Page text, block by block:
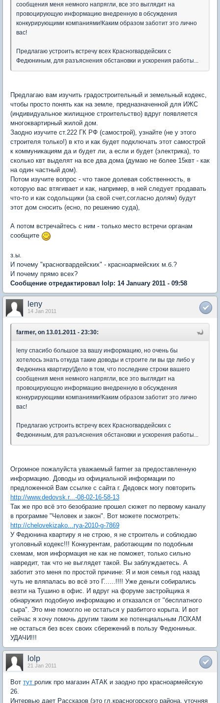
сообщения меня немного напрягли, все это выглядит на
провоцирующую информацию внедренную в обсуждения
конкурирующими компаниями!Каким образом заботит это лично
вас!
Предлагаю устроить встречу всех Красногвардейских с
Федюниным, для разъяснения обстановки и ускорения работы...
Предлагаю вам изучить градостроительный и земельный кодекс,
чтобы просто понять как на земле, предназначенной для ИЖС
(индивидуальное жилищное строительство) вдруг появляется
многоквартирный жилой дом.
Заодно изучите ст.222 ГК РФ (самострой), узнайте (не у этого
строителя только!) в кто и как будет подключать этот самострой
к коммуникациям да и будет ли, а если и будет (электрика), то
сколько квт выделят на все два дома (думаю не более 15квт - как
на один частный дом).
Потом изучите вопрос - что такое долевая собственность, в
которую вас втягивает и как, например, в ней следует продавать
что-то и как содольщики (за свой счет,согласно долям) будут
этот дом сносить (есно, по решению суда),
А потом встречайтесь с ним - только место встречи органам
сообщите
з.ы.
И почему "красногвардейских" - красноармейских м.б.?
И почему прямо всех?
Сообщение отредактировал lolp: 14 January 2011 - 09:58
leny
14 Jan 2011
farmer, on 13.01.2011 - 23:30:
leny спасибо большое за вашу информацию, но очень бы
хотелось знать откуда такие доводы и строите ли вы где либо у
Федюнина квартиру!Дело в том, что последние строки вашего
сообщения меня немного напрягли, все это выглядит на
провоцирующую информацию внедренную в обсуждения
конкурирующими компаниями!Каким образом заботит это лично
вас!
Предлагаю устроить встречу всех Красногвардейских с
Федюниным, для разъяснения обстановки и ускорения работы...
Огромное пожалуйста уважаемый farmer за предоставленную
информацию. Доводы из официальной информации по
предложенной Вам ссылке с сайта г. Дедовск могу повторить
http://www.dedovsk.r...-08-02-16-58-13
Так же про всё это безобразие прошел сюжет по первому каналу
в программе "Человек и закон". Вот можете посмотреть:
http://chelovekizako...rya-2010-g-7869
У Федюнина квартиру я не строю, я не строитель и соблюдаю
уголовный кодекс!!! Конкурентам, работающим по подобным
схемам, моя информация не как не поможет, только сильно
навредит, так что не выглядет такой. Вы заблуждаетесь. А
заботит это меня по простой причине: Я и моя семья год назад
чуть не вляпалась во всё это Г......!!!! Уже деньги собирались
везти на Тушино в офис. И вдруг на форуме застройщика я
обнаружил подобную информацию и отказался от "бесплатного
сыра". Это мне помогло не остаться у разбитого корыта. И вот
сейчас я хочу помочь другим таким же потенциальным ЛОХАМ
не остаться без всех своих сбережений в пользу Федюниных.
УДАЧИ!!!
lolp
21 Jan 2011
Вот тут ролик про магазин АТАК и заодно про красноармейскую
26.
Интервью дает Рассказов (это гл.красногорского района, уточняя